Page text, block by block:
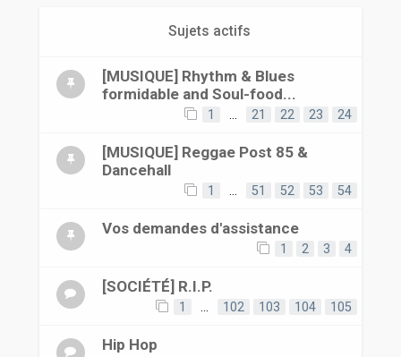
Sujets actifs
[MUSIQUE] Rhythm & Blues
formidable and Soul-food...
1 21 22 23 24
[MUSIQUE] Reggae Post 85 &
Dancehall
1 51 52 53 54
Vos demandes d'assistance
1 2 3 4
[SOCIÉTÉ] R.I.P.
1 102 103 104 105
Hip Hop